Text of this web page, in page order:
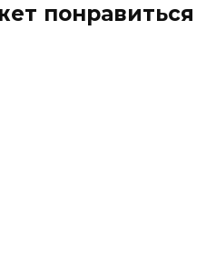
понравиться